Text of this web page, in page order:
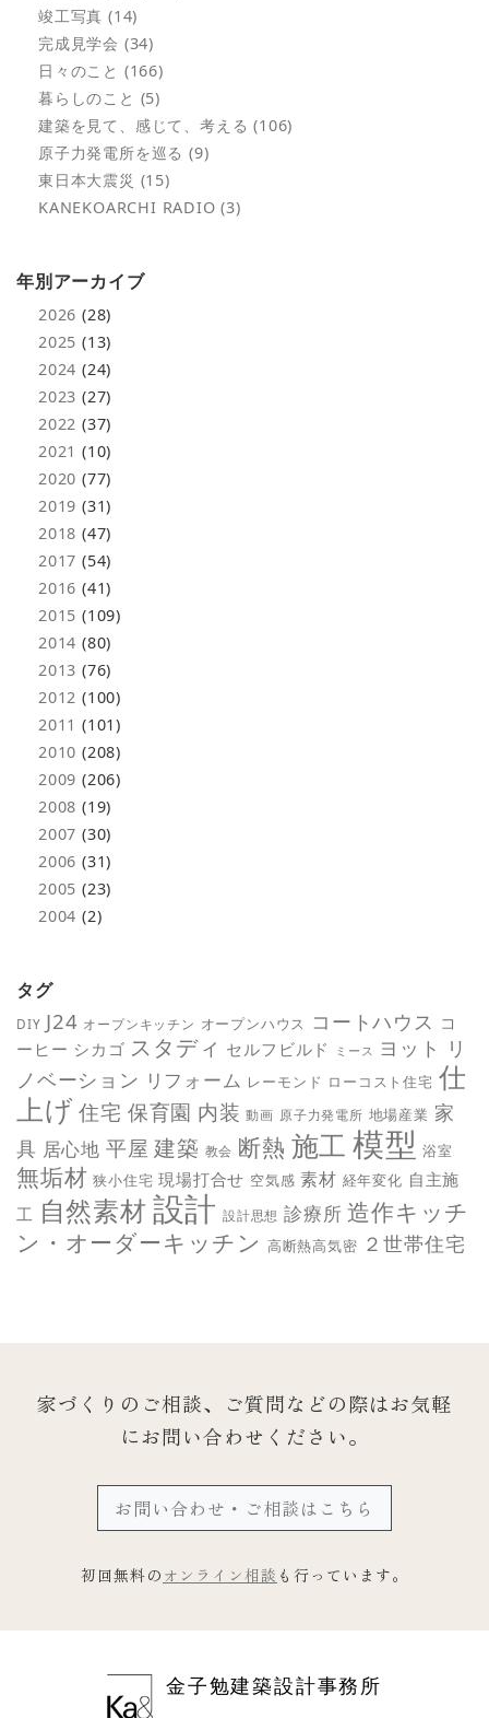
竣工写真 (14)
完成見学会 (34)
日々のこと (166)
暮らしのこと (5)
建築を見て、感じて、考える (106)
原子力発電所を巡る (9)
東日本大震災 (15)
KANEKOARCHI RADIO (3)
年別アーカイブ
2026 (28)
2025 (13)
2024 (24)
2023 (27)
2022 (37)
2021 (10)
2020 (77)
2019 (31)
2018 (47)
2017 (54)
2016 (41)
2015 (109)
2014 (80)
2013 (76)
2012 (100)
2011 (101)
2010 (208)
2009 (206)
2008 (19)
2007 (30)
2006 (31)
2005 (23)
2004 (2)
タグ
DIY J24 オープンキッチン オープンハウス コートハウス コ
ーヒー シカゴ スタディ セルフビルド ミース ヨット リ
ノベーション リフォーム レーモンド ローコスト住宅 仕
上げ 住宅 保育園 内装 動画 原子力発電所 地場産業 家
具 居心地 平屋 建築 教会 断熱 施工 模型 浴室
無垢材 狭小住宅 現場打合せ 空気感 素材 経年変化 自主施
工 自然素材 設計 設計思想 診療所 造作キッチ
ン・オーダーキッチン 高断熱高気密 ２世帯住宅
家づくりのご相談、ご質問などの際はお気軽
にお問い合わせください。
お問い合わせ・ご相談はこちら
初回無料の オンライン相談 も行っています。
金子勉建築設計事務所